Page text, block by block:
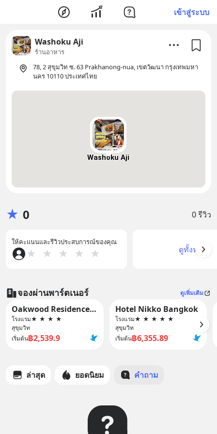
เข้าสู่ระบบ
Washoku Aji
ร้านอาหาร
78, 2 สุขุมวิท ซ. 63 Prakhanong-nua, เขตวัฒนา กรุงเทพมหา
นคร 10110 ประเทศไทย
Washoku Aji
★ 0 0 รีวิว
ให้คะแนนและรีวิวประสบการณ์ของคุณ
★ ★ ★ ★ ★ ดูทั้งหมด
จองผ่านพาร์ตเนอร์ ดูเพิ่มเติม
Oakwood Residence Sukhumvit Thonglor Bangkok
โรงแรม★ ★ ★ ★
สุขุมวิท
เริ่มต้น฿2,539.9
Hotel Nikko Bangkok
โรงแรม★ ★ ★ ★ ★
สุขุมวิท
เริ่มต้น฿6,355.89
ล่าสุด ยอดนิยม คำถาม